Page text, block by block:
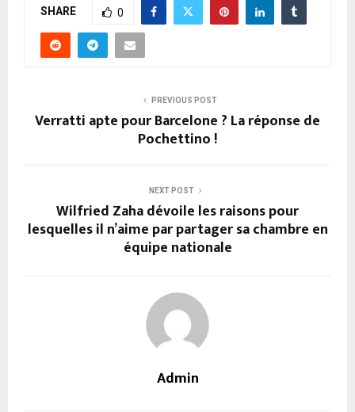
SHARE 0
PREVIOUS POST
Verratti apte pour Barcelone ? La réponse de
Pochettino !
NEXT POST
Wilfried Zaha dévoile les raisons pour
lesquelles il n’aime par partager sa chambre en
équipe nationale
Admin